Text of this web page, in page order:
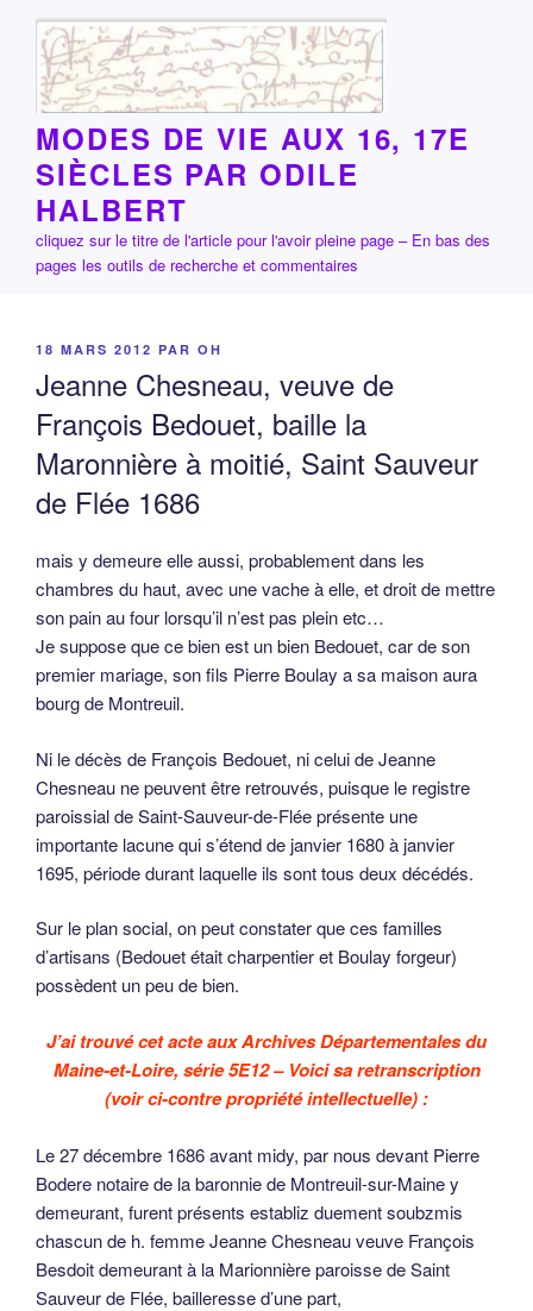
contenu
principal
MODES DE VIE AUX 16, 17E
SIÈCLES PAR ODILE
HALBERT
cliquez sur le titre de l'article pour l'avoir pleine page – En bas des
pages les outils de recherche et commentaires
PUBLIÉ
18 MARS 2012 PAR OH
Jeanne Chesneau, veuve de
François Bedouet, baille la
Maronnière à moitié, Saint Sauveur
de Flée 1686
mais y demeure elle aussi, probablement dans les
chambres du haut, avec une vache à elle, et droit de mettre
son pain au four lorsqu’il n’est pas plein etc…
Je suppose que ce bien est un bien Bedouet, car de son
premier mariage, son fils Pierre Boulay a sa maison aura
bourg de Montreuil.
Ni le décès de François Bedouet, ni celui de Jeanne
Chesneau ne peuvent être retrouvés, puisque le registre
paroissial de Saint-Sauveur-de-Flée présente une
importante lacune qui s’étend de janvier 1680 à janvier
1695, période durant laquelle ils sont tous deux décédés.
Sur le plan social, on peut constater que ces familles
d’artisans (Bedouet était charpentier et Boulay forgeur)
possèdent un peu de bien.
J’ai trouvé cet acte aux Archives Départementales du
Maine-et-Loire, série 5E12 – Voici sa retranscription
(voir ci-contre propriété intellectuelle) :
Le 27 décembre 1686 avant midy, par nous devant Pierre
Bodere notaire de la baronnie de Montreuil-sur-Maine y
demeurant, furent présents establiz duement soubzmis
chascun de h. femme Jeanne Chesneau veuve François
Besdoit demeurant à la Marionnière paroisse de Saint
Sauveur de Flée, bailleresse d’une part,